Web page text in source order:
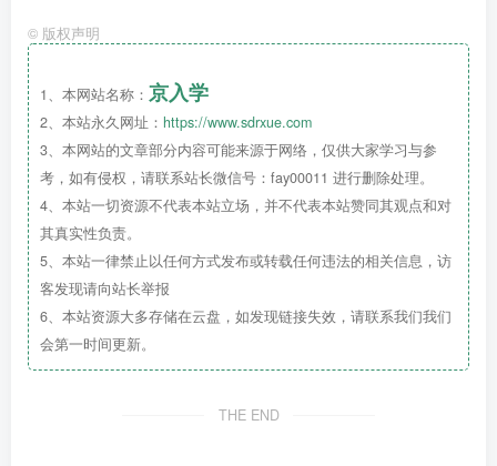
的育人环境，打造以美育美的园所文化，培养
宏城幼儿园望泉寺园区
© 版权声明
1、本网站名称： 京入学
2、本站永久网址： https://www.sdrxue.com
3、本网站的文章部分内容可能来源于网络，仅供大家学习与参
考，如有侵权，请联系站长微信号：fay00011 进行删除处理。
4、本站一切资源不代表本站立场，并不代表本站赞同其观点和对
其真实性负责。
5、本站一律禁止以任何方式发布或转载任何违法的相关信息，访
客发现请向站长举报
6、本站资源大多存储在云盘，如发现链接失效，请联系我们我们
会第一时间更新。
THE END